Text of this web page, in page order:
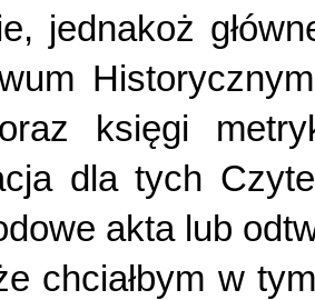
jednakoż
księgi
dla tych
akta lub
chciałbym w